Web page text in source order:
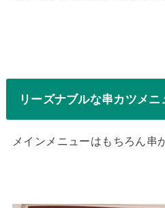
リーズナブルな串カツメニ
メインメニューはもちろん串